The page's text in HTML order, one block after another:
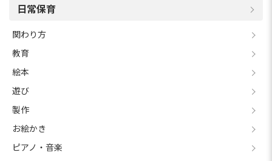
日常保育
関わり方
教育
絵本
遊び
製作
お絵かき
ピアノ・音楽